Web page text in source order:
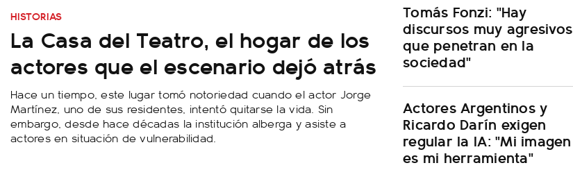
HISTORIAS
La Casa del Teatro, el hogar de los
actores que el escenario dejó atrás
Hace un tiempo, este lugar tomó notoriedad cuando el actor Jorge
Martínez, uno de sus residentes, intentó quitarse la vida. Sin
embargo, desde hace décadas la institución alberga y asiste a
actores en situación de vulnerabilidad.
Tomás Fonzi: "Hay
discursos muy agresivos
que penetran en la
sociedad"
Actores Argentinos y
Ricardo Darín exigen
regular la IA: "Mi imagen
es mi herramienta"